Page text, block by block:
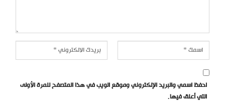
احفظ اسمي والبريد الإلكتروني وموقع الويب في هذا المتصفح للمرة الأولى
التي أعلق فيها.